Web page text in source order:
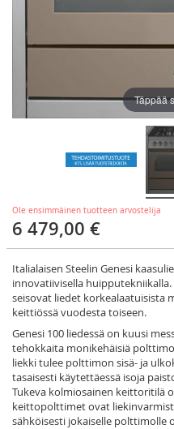
Ole ensimmäinen tuotteen arvostelija
6 479,00 €
Italialaisen Steelin Genesi
innovatiivisella
seisovat liedet korkealaatuisista
keittiössä vuodesta toiseen.
Genesi 100 liedessä on kuusi
tehokkaita monikehäisiä
liekki tulee polttimon sisä- ja
tasaisesti käytettäessä isoja
Tukeva kolmiosainen keittoritilä
keittopolttimet ovat
sähköisesti jokaiselle polttimolle
Täppää